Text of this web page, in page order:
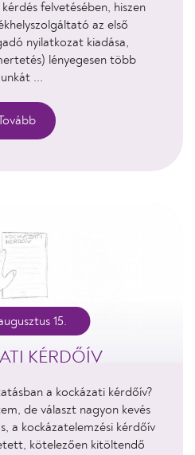
felvetésében, hiszen
az első
nyilatkozat kiadása,
lényegesen több
...
KÉRDŐÍV
a kockázati kérdőív?
de választ nagyon kevés
a kockázatelemzési kérdőív
kötelezően kitöltendő
15.